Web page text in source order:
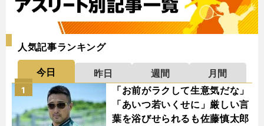
人気記事ランキング
今日 昨日 週間
月間
「お前がラクして生意気だな」
「あいつ若いくせに」厳しい言
葉を浴びせられるも佐藤慎太郎
1